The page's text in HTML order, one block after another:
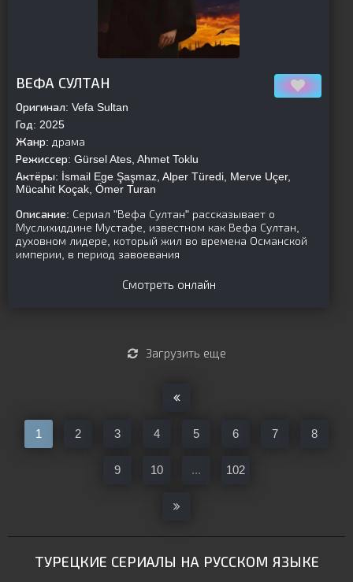
ТУРЕЦКИЕ СЕРИАЛЫ НА РУССКОМ ЯЗЫКЕ
ВЕФА СУЛТАН
Оригинал: Vefa Sultan
Год: 2025
Жанр: драма
Режиссер: Gürsel Ates, Ahmet Toklu
Актёры: İsmail Ege Şaşmaz, Alper Türedi, Merve Uçer,
Mücahit Koçak, Ömer Turan
Описание: Сериал "Вефа Султан" рассказывает о
Муслихиддине Мустафе, известном как Вефа Султан,
духовном лидере, который жил во времена Османской
империи, в период завоевания
Смотреть онлайн
Загрузить еще
1 2 3 4 5 6 7 8
9 10 ... 102